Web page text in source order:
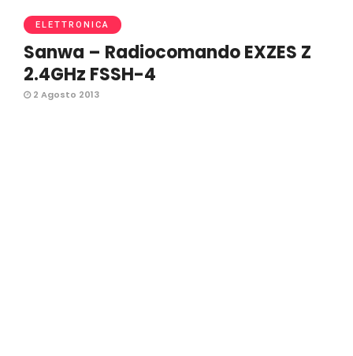
ELETTRONICA
Sanwa – Radiocomando EXZES Z
2.4GHz FSSH-4
2 Agosto 2013